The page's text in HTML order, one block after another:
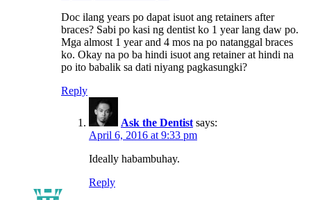
Doc ilang years po dapat isuot ang retainers after
braces? Sabi po kasi ng dentist ko 1 year lang daw po.
Mga almost 1 year and 4 mos na po natanggal braces
ko. Okay na po ba hindi isuot ang retainer at hindi na
po ito babalik sa dati niyang pagkasungki?
Reply
Ask the Dentist says:
April 6, 2016 at 9:33 pm
Ideally habambuhay.
Reply